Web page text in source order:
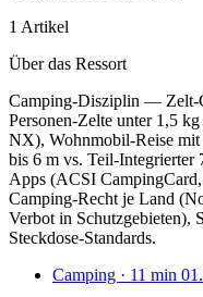
1 Artikel
Über das Ressort
Camping-Disziplin — Zelt-
Personen-Zelte unter 1,5
NX), Wohnmobil-Reise
bis 6 m vs. Teil-Integrierter
Apps (ACSI
Camping-Recht je Land
Verbot in Schutzgebieten),
Steckdose-Standards.
Camping · 11 min